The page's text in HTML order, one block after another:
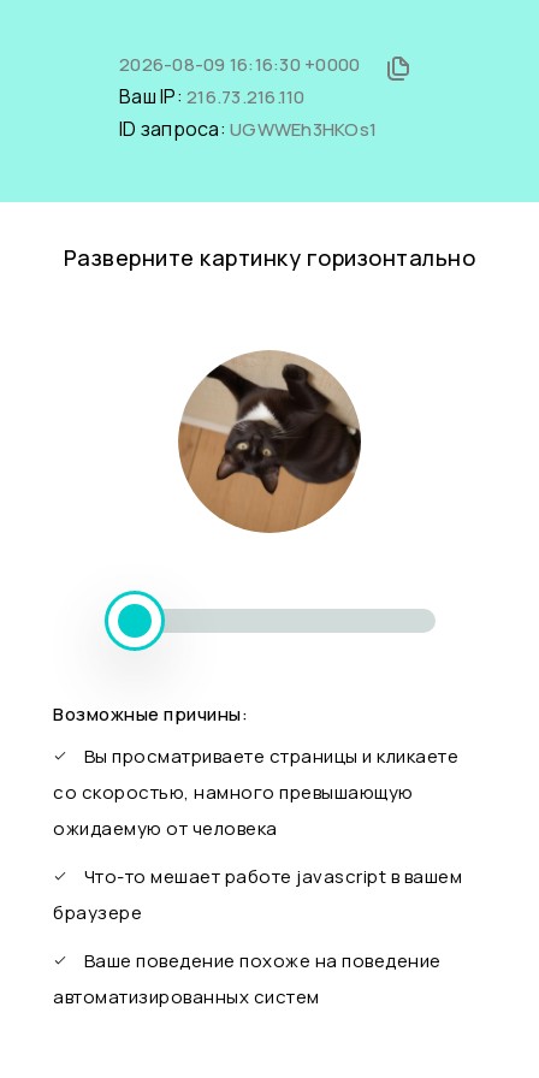
2026-08-09 16:16:30 +0000
Ваш IP: 216.73.216.110
ID запроса: UGWWEh3HKOs1
Разверните картинку горизонтально
Возможные причины:
Вы просматриваете страницы и кликаете
со скоростью, намного превышающую
ожидаемую от человека
Что-то мешает работе javascript в вашем
браузере
Ваше поведение похоже на поведение
автоматизированных систем